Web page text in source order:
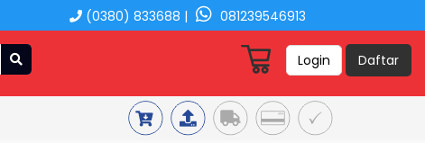
(0380) 833688 | 081239546913
Login Daftar